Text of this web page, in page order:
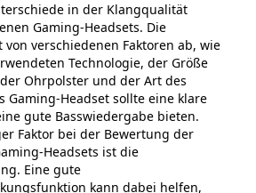
in der Klangqualität
Gaming-Headsets. Die
verschiedenen Faktoren ab, wie
Technologie, der Größe
Ohrpolster und der Art des
Gaming-Headset sollte eine klare
gute Basswiedergabe bieten.
Faktor bei der Bewertung der
Headsets ist die
Eine gute
kann dabei helfen,